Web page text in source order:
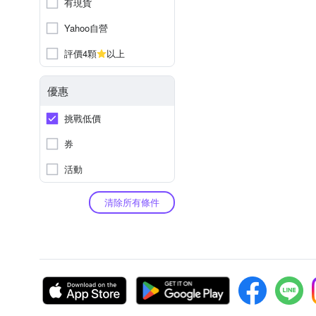
Yahoo自營
評價4顆
以上
優惠
挑戰低價
券
活動
清除所有條件